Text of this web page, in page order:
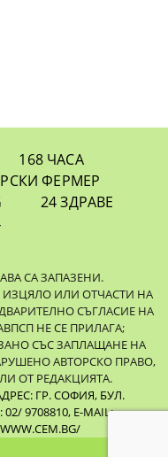
168 ЧАСА
ФЕРМЕР
24 ЗДРАВЕ
СА ЗАПАЗЕНИ.
ИЗЦЯЛО ИЛИ ОТЧАСТИ НА
СЪГЛАСИЕ НА
НЕ СЕ ПРИЛАГА;
СЪС ЗАПЛАЩАНЕ НА
АВТОРСКО ПРАВО,
ОТ РЕДАКЦИЯТА.
ГР. СОФИЯ, БУЛ.
9708810, E-MAIL: